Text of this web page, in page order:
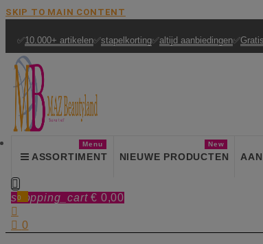
SKIP TO MAIN CONTENT
✅10.000+ artikelen✅stapelkorting✅altijd aanbiedingen✅
ASSORTIMENT
Menu
NIEUWE PRODUCTEN
New

shopping_cart € 0,00
0

 0